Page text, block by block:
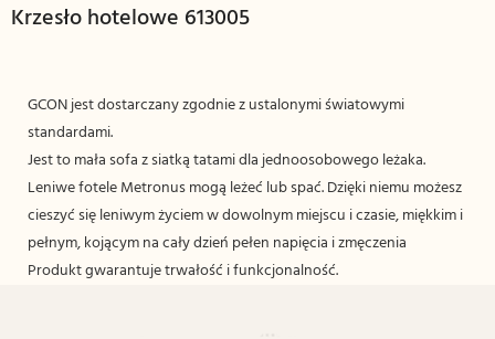
Krzesło hotelowe 613005
GCON jest dostarczany zgodnie z ustalonymi światowymi
standardami.
Jest to mała sofa z siatką tatami dla jednoosobowego leżaka.
Leniwe fotele Metronus mogą leżeć lub spać. Dzięki niemu możesz
cieszyć się leniwym życiem w dowolnym miejscu i czasie, miękkim i
pełnym, kojącym na cały dzień pełen napięcia i zmęczenia
Produkt gwarantuje trwałość i funkcjonalność.